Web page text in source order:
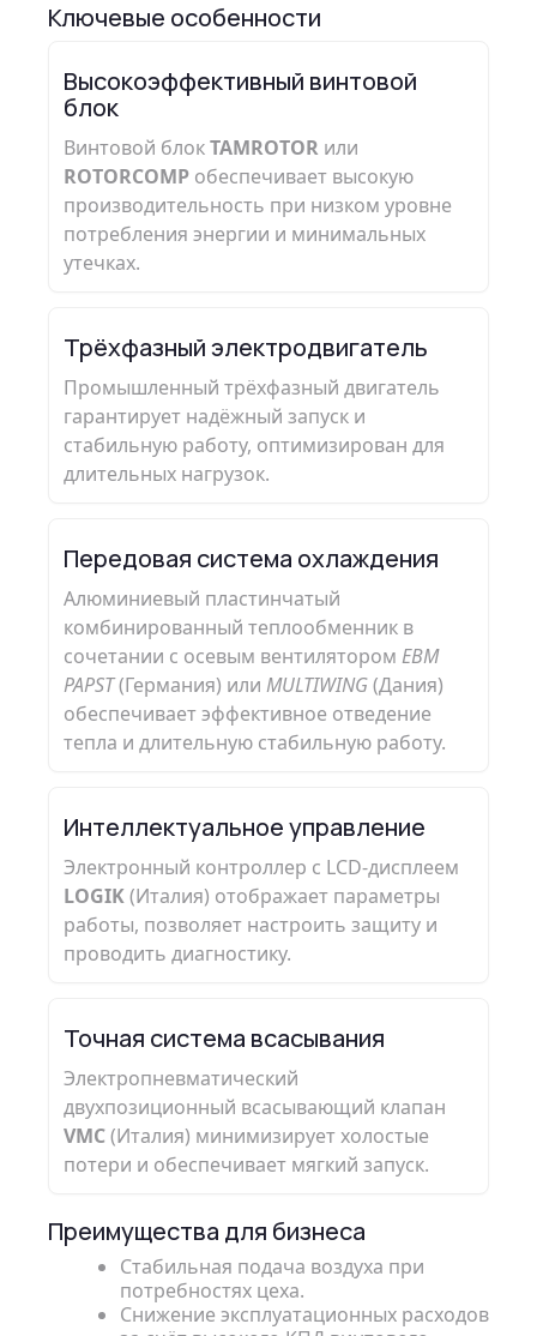
Ключевые особенности
Высокоэффективный винтовой
блок
Винтовой блокTAMROTOR или
ROTORCOMP обеспечивает высокую
производительность при низком уровне
потребления энергии и минимальных
утечках.
Трёхфазный электродвигатель
Промышленный трёхфазный двигатель
гарантирует надёжный запуск и
стабильную работу, оптимизирован для
длительных нагрузок.
Передовая система охлаждения
Алюминиевый пластинчатый
комбинированный теплообменник в
сочетании с осевым вентилятором EBM
PAPST(Германия) или MULTIWING(Дания)
обеспечивает эффективное отведение
тепла и длительную стабильную работу.
Интеллектуальное управление
Электронный контроллер с LCD‑дисплеем
LOGIK(Италия) отображает параметры
работы, позволяет настроить защиту и
проводить диагностику.
Точная система всасывания
Электропневматический
двухпозиционный всасывающий клапан
VMC(Италия) минимизирует холостые
потери и обеспечивает мягкий запуск.
Преимущества для бизнеса
Стабильная подача воздуха при
потребностях цеха.
Снижение эксплуатационных расходов